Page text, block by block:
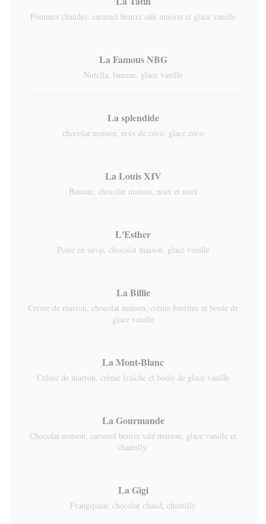
Pommes chaudes, caramel beurre salé maison et glace vanille
La Famous NBG
Nutella, banane, glace vanille
La splendide
chocolat maison, noix de coco, glace coco
La Louis XIV
Banane, chocolat maison, noix et miel
L'Esther
Poire en sirop, chocolat maison, glace vanille
La Billie
Crème de marron, chocolat maison, crème fouettée et boule de
glace vanille
La Mont-Blanc
Crème de marron, crème fraîche et boule de glace vanille
La Gourmande
Chocolat maison, caramel beurre salé maison, glace vanille et
chantilly.
La Gigi
Frangipane, chocolat chaud, chantilly